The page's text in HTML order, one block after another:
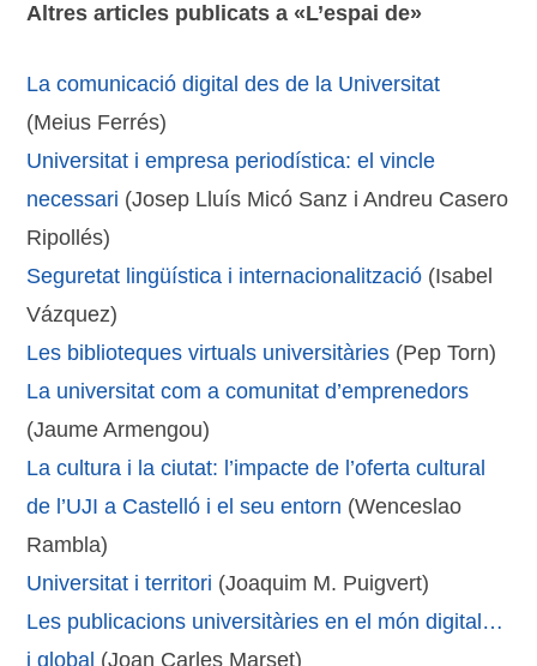
Altres articles publicats a «L’espai de»
La comunicació digital des de la Universitat
(Meius Ferrés)
Universitat i empresa periodística: el vincle
necessari (Josep Lluís Micó Sanz i Andreu Casero
Ripollés)
Seguretat lingüística i internacionalització (Isabel
Vázquez)
Les biblioteques virtuals universitàries (Pep Torn)
La universitat com a comunitat d’emprenedors
(Jaume Armengou)
La cultura i la ciutat: l’impacte de l’oferta cultural
de l’UJI a Castelló i el seu entorn (Wenceslao
Rambla)
Universitat i territori (Joaquim M. Puigvert)
Les publicacions universitàries en el món digital…
i global (Joan Carles Marset)